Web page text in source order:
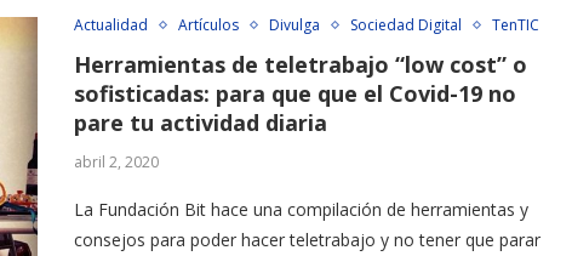
Actualidad Artículos Divulga Sociedad Digital TenTIC
Herramientas de teletrabajo “low cost” o
sofisticadas: para que que el Covid-19 no
pare tu actividad diaria
abril 2, 2020
La Fundación Bit hace una compilación de herramientas y
consejos para poder hacer teletrabajo y no tener que parar